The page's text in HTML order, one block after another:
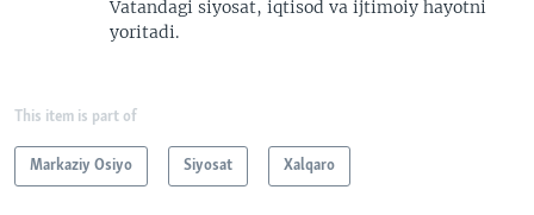
Vatandagi siyosat, iqtisod va ijtimoiy hayotni
yoritadi.
This item is part of
Markaziy Osiyo Siyosat Xalqaro